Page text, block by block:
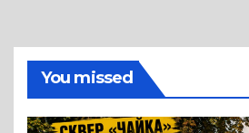
You missed